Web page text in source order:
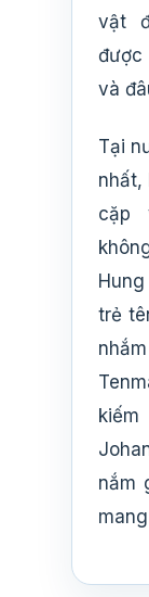
vật
và
Tại
nhất,
cặp
trẻ
nắm